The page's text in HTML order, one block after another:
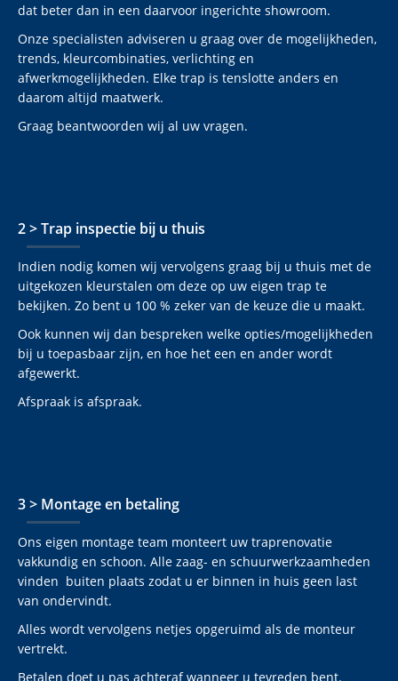
dat beter dan in een daarvoor ingerichte showroom.
Onze specialisten adviseren u graag over de mogelijkheden,
trends, kleurcombinaties, verlichting en
afwerkmogelijkheden. Elke trap is tenslotte anders en
daarom altijd maatwerk.
Graag beantwoorden wij al uw vragen.
2 > Trap inspectie bij u thuis
Indien nodig komen wij vervolgens graag bij u thuis met de
uitgekozen kleurstalen om deze op uw eigen trap te
bekijken. Zo bent u 100 % zeker van de keuze die u maakt.
Ook kunnen wij dan bespreken welke opties/mogelijkheden
bij u toepasbaar zijn, en hoe het een en ander wordt
afgewerkt.
Afspraak is afspraak.
3 > Montage en betaling
Ons eigen montage team monteert uw traprenovatie
vakkundig en schoon. Alle zaag- en schuurwerkzaamheden
vinden buiten plaats zodat u er binnen in huis geen last
van ondervindt.
Alles wordt vervolgens netjes opgeruimd als de monteur
vertrekt.
Betalen doet u pas achteraf wanneer u tevreden bent.